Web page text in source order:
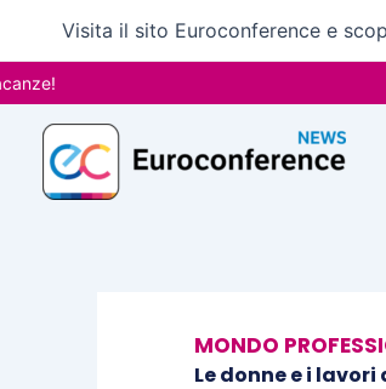
contenuto
Visita il sito Euroconference e
MONDO
Le donne e i